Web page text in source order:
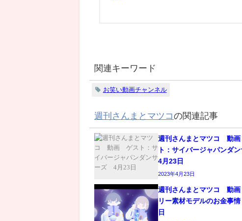
関連キーワード
お笑い動画チャンネル
週刊さんまとマツコの関連記事
週刊さんまとマツコ 動
ト：サイバージャパンダ
4月23日
2023年4月23日
週刊さんまとマツコ 動
リー素材モデルのお金事
日